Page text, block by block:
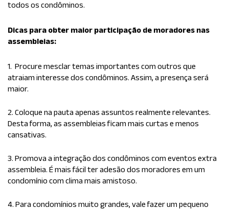
todos os condôminos.
Dicas para obter maior participação de moradores nas
assembleias:
1. Procure mesclar temas importantes com outros que
atraiam interesse dos condôminos. Assim, a presença será
maior.
2. Coloque na pauta apenas assuntos realmente relevantes.
Desta forma, as assembleias ficam mais curtas e menos
cansativas.
3. Promova a integração dos condôminos com eventos extra
assembleia. É mais fácil ter adesão dos moradores em um
condomínio com clima mais amistoso.
4. Para condomínios muito grandes, vale fazer um pequeno